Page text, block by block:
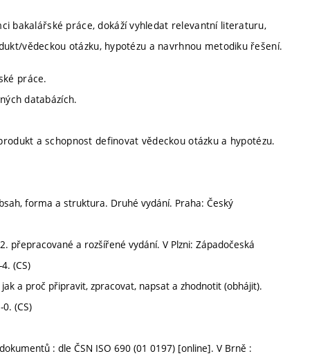
bakalářské práce, dokáží vyhledat relevantní literaturu,
vědeckou otázku, hypotézu a navrhnou metodiku řešení.
práce.
databázích.
a schopnost definovat vědeckou otázku a hypotézu.
forma a struktura. Druhé vydání. Praha: Český
přepracované a rozšířené vydání. V Plzni: Západočeská
(CS)
a proč připravit, zpracovat, napsat a zhodnotit (obhájit).
(CS)
: dle ČSN ISO 690 (01 0197) [online]. V Brně :